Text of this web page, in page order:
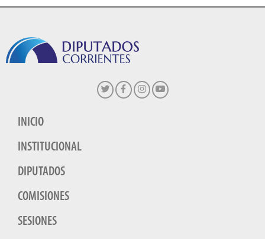
INICIO
INSTITUCIONAL
DIPUTADOS
COMISIONES
SESIONES